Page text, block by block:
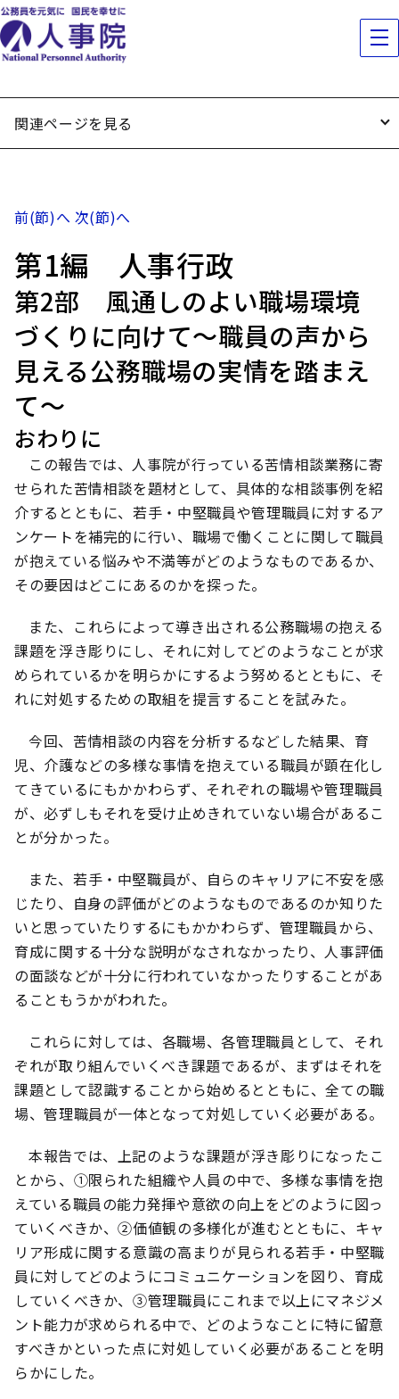
関連ページを見る
前(節)へ 次(節)へ
第1編 人事行政
第2部 風通しのよい職場環境
づくりに向けて～職員の声から
見える公務職場の実情を踏まえ
て～
おわりに
この報告では、人事院が行っている苦情相談業務に寄
せられた苦情相談を題材として、具体的な相談事例を紹
介するとともに、若手・中堅職員や管理職員に対するア
ンケートを補完的に行い、職場で働くことに関して職員
が抱えている悩みや不満等がどのようなものであるか、
その要因はどこにあるのかを探った。
また、これらによって導き出される公務職場の抱える
課題を浮き彫りにし、それに対してどのようなことが求
められているかを明らかにするよう努めるとともに、そ
れに対処するための取組を提言することを試みた。
今回、苦情相談の内容を分析するなどした結果、育
児、介護などの多様な事情を抱えている職員が顕在化し
てきているにもかかわらず、それぞれの職場や管理職員
が、必ずしもそれを受け止めきれていない場合があるこ
とが分かった。
また、若手・中堅職員が、自らのキャリアに不安を感
じたり、自身の評価がどのようなものであるのか知りた
いと思っていたりするにもかかわらず、管理職員から、
育成に関する十分な説明がなされなかったり、人事評価
の面談などが十分に行われていなかったりすることがあ
ることもうかがわれた。
これらに対しては、各職場、各管理職員として、それ
ぞれが取り組んでいくべき課題であるが、まずはそれを
課題として認識することから始めるとともに、全ての職
場、管理職員が一体となって対処していく必要がある。
本報告では、上記のような課題が浮き彫りになったこ
とから、①限られた組織や人員の中で、多様な事情を抱
えている職員の能力発揮や意欲の向上をどのように図っ
ていくべきか、②価値観の多様化が進むとともに、キャ
リア形成に関する意識の高まりが見られる若手・中堅職
員に対してどのようにコミュニケーションを図り、育成
していくべきか、③管理職員にこれまで以上にマネジメ
ント能力が求められる中で、どのようなことに特に留意
すべきかといった点に対処していく必要があることを明
らかにした。